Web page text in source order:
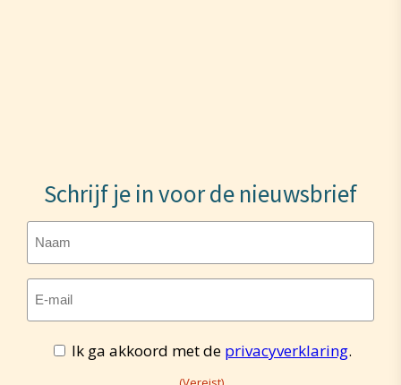
Schrijf je in voor de nieuwsbrief
mailadres
(Vereist)
Toestemming
(Vereist)
Ik ga akkoord met de privacyverklaring.